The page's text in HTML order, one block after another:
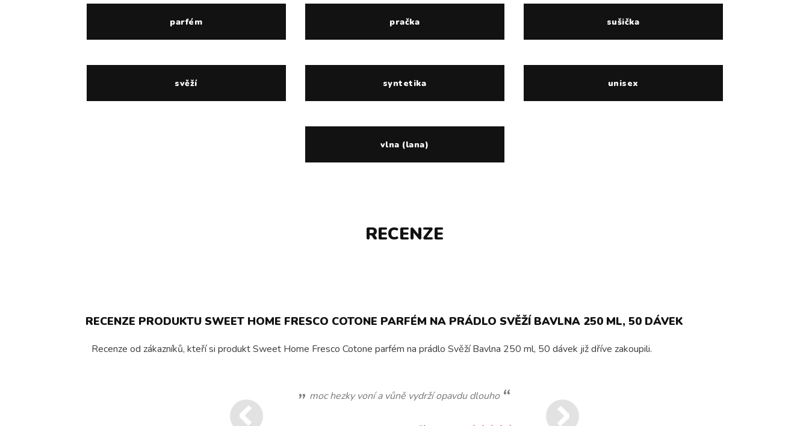
parfém pračka sušička
svěží syntetika unisex
vlna (lana)
RECENZE
RECENZE PRODUKTU SWEET HOME FRESCO COTONE PARFÉM NA PRÁDLO SVĚŽÍ BAVLNA 250 ML, 50 DÁVEK
Recenze od zákazníků, kteří si produkt Sweet Home Fresco Cotone parfém na prádlo Svěží Bavlna 250 ml, 50 dávek již dříve zakoupili.
moc hezky voní a vůně vydrží opavdu dlouho